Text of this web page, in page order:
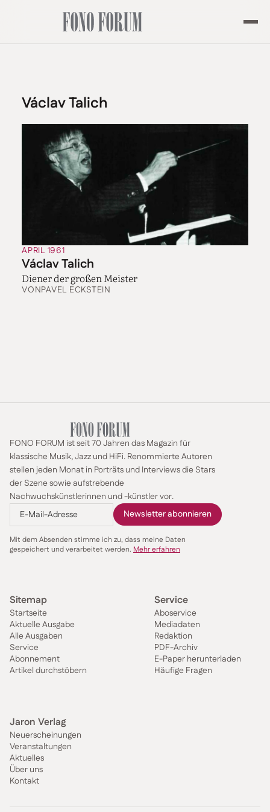
Václav Talich
APRIL 1961
Václav Talich
Diener der großen Meister
VONPAVEL ECKSTEIN
FONO FORUM ist seit 70 Jahren das Magazin für
klassische Musik, Jazz und HiFi. Renommierte Autoren
stellen jeden Monat in Porträts und Interviews die Stars
der Szene sowie aufstrebende
Nachwuchskünstlerinnen und -künstler vor.
Mit dem Absenden stimme ich zu, dass meine Daten
gespeichert und verarbeitet werden. Mehr erfahren
Sitemap
Startseite
Aktuelle Ausgabe
Alle Ausgaben
Service
Abonnement
Artikel durchstöbern
Service
Aboservice
Mediadaten
Redaktion
PDF-Archiv
E-Paper herunterladen
Häufige Fragen
Jaron Verlag
Neuerscheinungen
Veranstaltungen
Aktuelles
Über uns
Kontakt